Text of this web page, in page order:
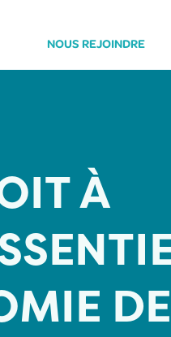
NOUS REJOINDRE
À